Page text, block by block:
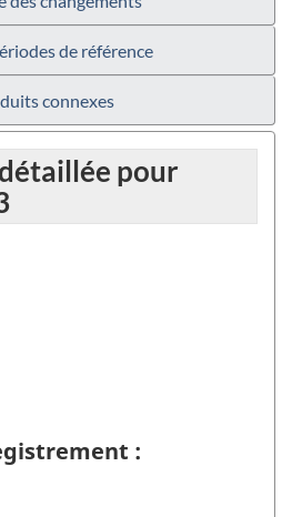
de référence
connexes
pour
: